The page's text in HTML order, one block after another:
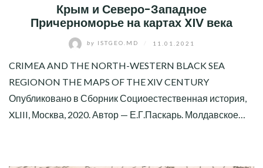
Крым и Северо-Западное
Причерноморье на картах XIV века
by ISTGEO.MD 11.01.2021
CRIMEA AND THE NORTH-WESTERN BLACK SEA
REGIONON THE MAPS OF THE XIV CENTURY
Опубликовано в Сборник Социоестественная история,
XLIII, Москва, 2020. Автор — Е.Г.Паскарь. Молдавское…